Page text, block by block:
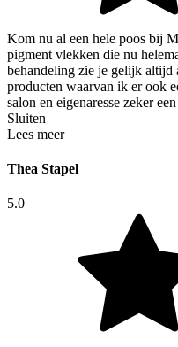
Kom nu al een hele poos bij
pigment vlekken die nu
behandeling zie je gelijk altijd
producten waarvan ik er ook
salon en eigenaresse zeker
Sluiten
Lees meer
Thea Stapel
5.0